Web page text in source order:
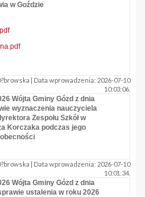
w Goździe
| Data wprowadzenia: 2026-07-10
10:03:06.
Wójta Gminy Gózd z dnia
wyznaczenia nauczyciela
Zespołu Szkół w
Korczaka podczas jego
| Data wprowadzenia: 2026-07-10
10:01:34.
Wójta Gminy Gózd z dnia
ustalenia w roku 2026